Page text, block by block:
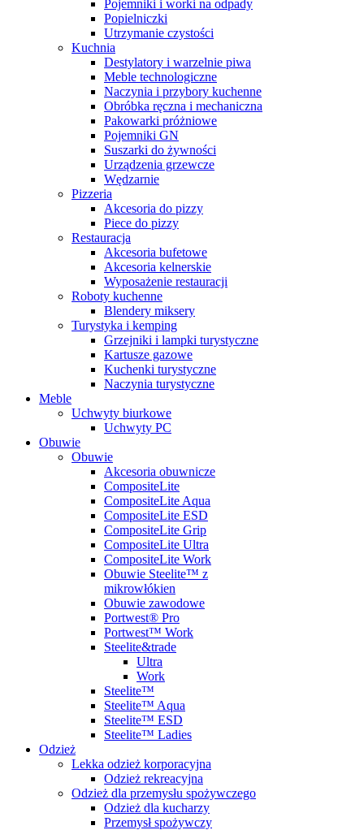
Pojemniki i worki na odpady
Popielniczki
Utrzymanie czystości
Kuchnia
Destylatory i warzelnie piwa
Meble technologiczne
Naczynia i przybory kuchenne
Obróbka ręczna i mechaniczna
Pakowarki próżniowe
Pojemniki GN
Suszarki do żywności
Urządzenia grzewcze
Wędzarnie
Pizzeria
Akcesoria do pizzy
Piece do pizzy
Restauracja
Akcesoria bufetowe
Akcesoria kelnerskie
Wyposażenie restauracji
Roboty kuchenne
Blendery miksery
Turystyka i kemping
Grzejniki i lampki turystyczne
Kartusze gazowe
Kuchenki turystyczne
Naczynia turystyczne
Meble
Uchwyty biurkowe
Uchwyty PC
Obuwie
Obuwie
Akcesoria obuwnicze
CompositeLite
CompositeLite Aqua
CompositeLite ESD
CompositeLite Grip
CompositeLite Ultra
CompositeLite Work
Obuwie Steelite™ z
mikrowłókien
Obuwie zawodowe
Portwest® Pro
Portwest™ Work
Steelite&trade
Ultra
Work
Steelite™
Steelite™ Aqua
Steelite™ ESD
Steelite™ Ladies
Odzież
Lekka odzież korporacyjna
Odzież rekreacyjna
Odzież dla przemysłu spożywczego
Odzież dla kucharzy
Przemysł spożywczy